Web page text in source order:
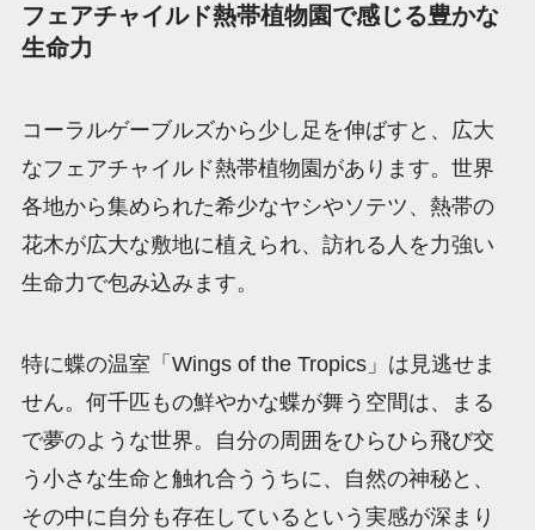
フェアチャイルド熱帯植物園で感じる豊かな
生命力
コーラルゲーブルズから少し足を伸ばすと、広大
なフェアチャイルド熱帯植物園があります。世界
各地から集められた希少なヤシやソテツ、熱帯の
花木が広大な敷地に植えられ、訪れる人を力強い
生命力で包み込みます。
特に蝶の温室「Wings of the Tropics」は見逃せま
せん。何千匹もの鮮やかな蝶が舞う空間は、まる
で夢のような世界。自分の周囲をひらひら飛び交
う小さな生命と触れ合ううちに、自然の神秘と、
その中に自分も存在しているという実感が深まり